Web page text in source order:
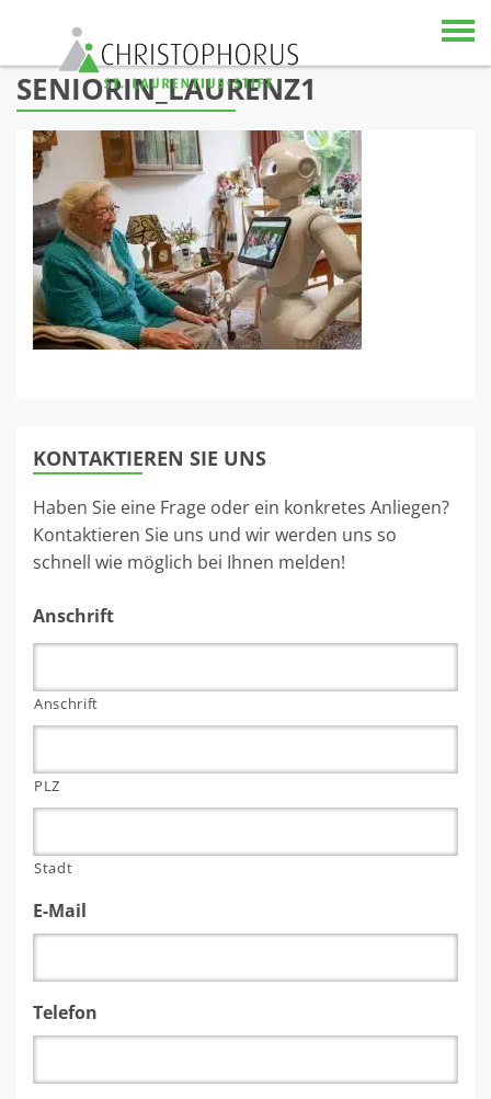
Skip to content
SENIORIN_LAURENZ1
KONTAKTIEREN SIE UNS
Haben Sie eine Frage oder ein konkretes Anliegen?
Kontaktieren Sie uns und wir werden uns so
schnell wie möglich bei Ihnen melden!
Anschrift
Anschrift
PLZ
Stadt
E-Mail
Telefon